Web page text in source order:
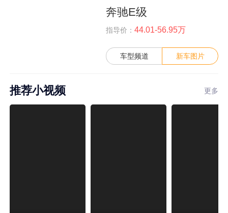
奔驰E级
指导价： 44.01-56.95万
车型频道 新车图片
推荐小视频 更多